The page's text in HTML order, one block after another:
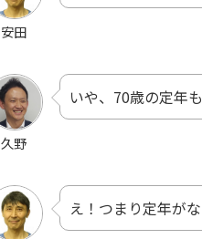
安田
久野
いや、70歳の定年も
え！つまり定年が